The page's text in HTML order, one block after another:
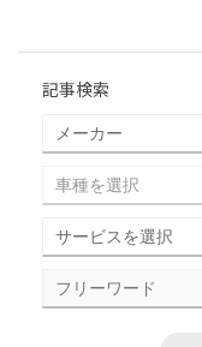
記事検索